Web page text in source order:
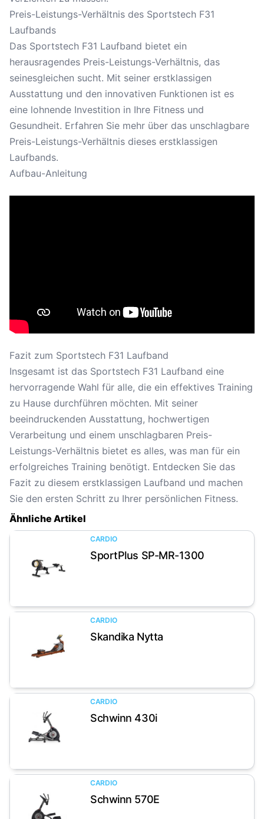
Preis-Leistungs-Verhältnis des Sportstech F31
Laufbands
Das Sportstech F31 Laufband bietet ein
herausragendes Preis-Leistungs-Verhältnis, das
seinesgleichen sucht. Mit seiner erstklassigen
Ausstattung und den innovativen Funktionen ist es
eine lohnende Investition in Ihre Fitness und
Gesundheit. Erfahren Sie mehr über das unschlagbare
Preis-Leistungs-Verhältnis dieses erstklassigen
Laufbands.
Aufbau-Anleitung
Fazit zum Sportstech F31 Laufband
Insgesamt ist das Sportstech F31 Laufband eine
hervorragende Wahl für alle, die ein effektives Training
zu Hause durchführen möchten. Mit seiner
beeindruckenden Ausstattung, hochwertigen
Verarbeitung und einem unschlagbaren Preis-
Leistungs-Verhältnis bietet es alles, was man für ein
erfolgreiches Training benötigt. Entdecken Sie das
Fazit zu diesem erstklassigen Laufband und machen
Sie den ersten Schritt zu Ihrer persönlichen Fitness.
Ähnliche Artikel
Artikel anzeigen
CARDIO
SportPlus SP-MR-1300
Artikel anzeigen
CARDIO
Skandika Nytta
Artikel anzeigen
CARDIO
Schwinn 430i
Artikel anzeigen
CARDIO
Schwinn 570E